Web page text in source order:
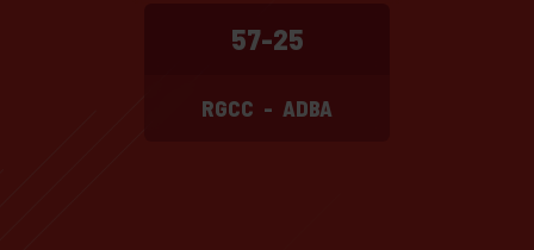
57-25
RGCC - ADBA